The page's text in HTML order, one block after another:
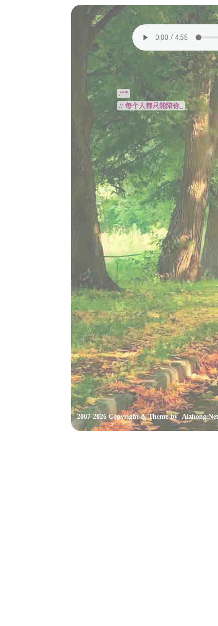
/**
// 每个人都只能陪你走一段路
2007-2026 Copyright & Theme by Aizhong.Net